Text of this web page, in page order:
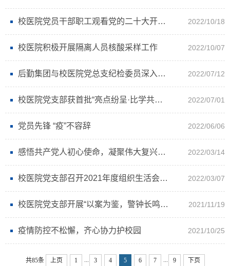
校医院党员干部职工观看党的二十大开幕盛况 2022/10/18
校医院积极开展隔离人员核酸采样工作 2022/10/07
后勤集团与校医院党总支纪检委员深入一线开展疫情防控监督检查工作 2022/07/12
校医院党支部获首批“亮点纷呈·比学共建”特色党支部建设活动教工党支部 2022/07/01
党员先锋 “疫”不容辞 2022/06/06
感悟共产党人初心使命，凝聚伟大复兴奋进力量 2022/03/14
校医院党支部召开2021年度组织生活会暨民主评议党员会 2022/03/07
校医院党支部开展“以案为鉴，警钟长鸣”警示教育主题党日活动 2021/11/19
疫情防控不松懈，齐心协力护校园 2021/10/25
共85条 上页 1 3 4 5 6 7 9 下页